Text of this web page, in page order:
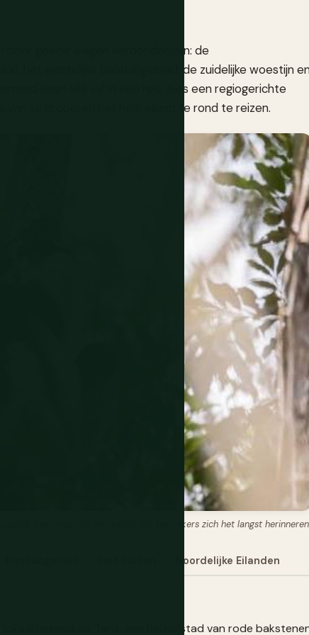
door goede wegen verbonden zijn: de
het westelijke baobabgebied, de zuidelijke woestijn
doet alle vijf in één reis. Kies een regiogerichte
van te proberen het hele eiland te rond te reizen.
van Andasibe, het geluid dat bezoekers zich het langst
Noordelijke Eilanden
bekend als Tana: een heuvelstad van rode